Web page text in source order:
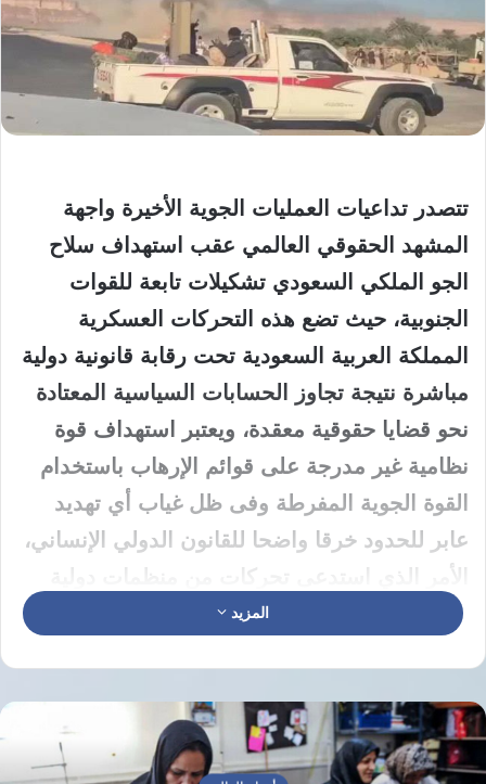
تتصدر تداعيات العمليات الجوية الأخيرة واجهة
المشهد الحقوقي العالمي عقب استهداف سلاح
الجو الملكي السعودي تشكيلات تابعة للقوات
الجنوبية، حيث تضع هذه التحركات العسكرية
المملكة العربية السعودية تحت رقابة قانونية دولية
مباشرة نتيجة تجاوز الحسابات السياسية المعتادة
نحو قضايا حقوقية معقدة، ويعتبر استهداف قوة
نظامية غير مدرجة على قوائم الإرهاب باستخدام
القوة الجوية المفرطة وفى ظل غياب أي تهديد
عابر للحدود خرقا واضحا للقانون الدولي الإنساني،
لمتابعة الموقف الميداني بدقة شديدة.
العسكرية الذي يقره القانون الدولي حيث يشترط
عدم استخدام القوة الجوية إلا لدرء خطر وشيك
المزيد